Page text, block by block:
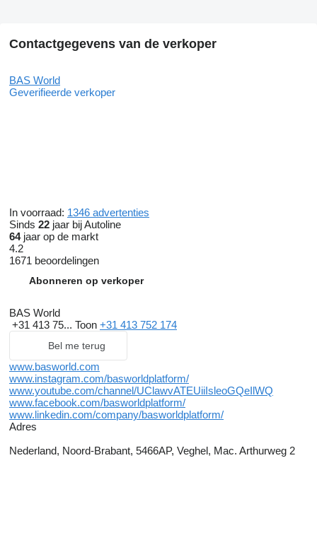
Contactgegevens van de verkoper
BAS World
Geverifieerde verkoper
In voorraad: 1346 advertenties
Sinds 22 jaar bij Autoline
64jaar op de markt
4.2
1671 beoordelingen
Abonneren op verkoper
BAS World
+31 413 75... Toon +31 413 752 174
Bel me terug
www.basworld.com
www.instagram.com/basworldplatform/
www.youtube.com/channel/UClawvATEUiiIsleoGQeIlWQ
www.facebook.com/basworldplatform/
www.linkedin.com/company/basworldplatform/
Adres
Nederland, Noord-Brabant, 5466AP, Veghel, Mac. Arthurweg 2